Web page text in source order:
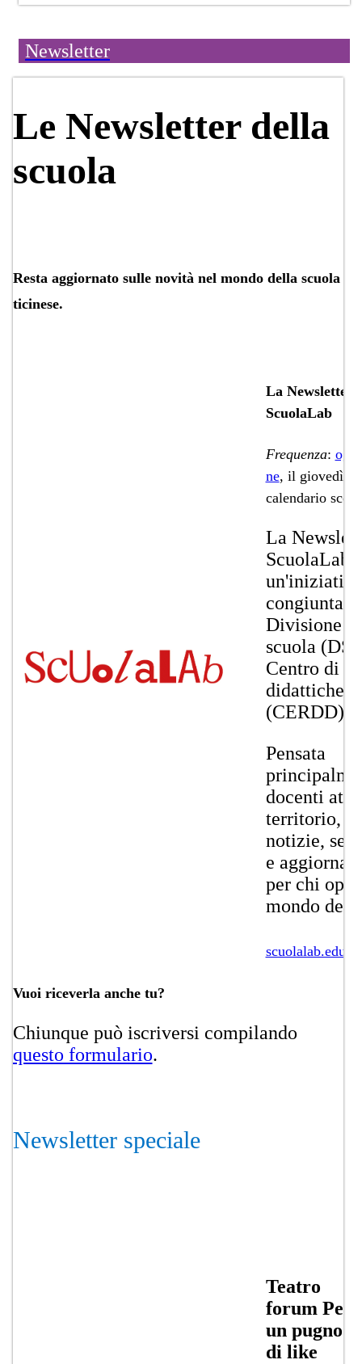
Newsletter
​​​​​​​​Le Newsletter​​ della
scuola​
Resta aggiornato sul​le novità nel mondo della scuola
ticinese.
La Newsletter
ScuolaLab
Frequenza:
ne, il giovedì,
calendario
La
ScuolaLab
un'iniziativa
congiunta
Divisione
scuola
Centro di
didattiche
(CERDD).
Pensata
docenti
territorio,
notizie,
e
per chi
mondo
Vuoi riceverla anche tu?
Chiunque può iscriversi compilando
questo for​m​ulario​​​.
Newsletter speciale
Teatro
forum P​er
un pugno
di like